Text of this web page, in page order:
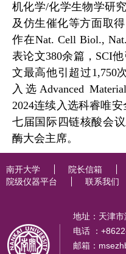
机化学/化学生物学研
及仿生催化等方面取
作在Nat. Cell Biol.,
表论文380余篇， SCI他
文最高他引超过1,750
入选 Advanced
2024连续入选科睿唯安
七届国际四链核酸会议
酶大会主席。
南开大学 院长信箱
院级仪器平台
联系我们
地址：天津市
电话 ：
邮箱：